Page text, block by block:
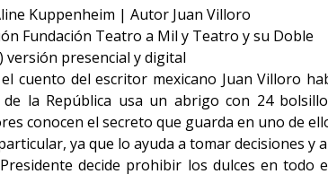
Kuppenheim | Autor Juan Villoro
Fundación Teatro a Mil y Teatro y su Doble
versión presencial y digital
cuento del escritor mexicano Juan Villoro
de la República usa un abrigo con 24
conocen el secreto que guarda en uno de
ya que lo ayuda a tomar decisiones
decide prohibir los dulces en